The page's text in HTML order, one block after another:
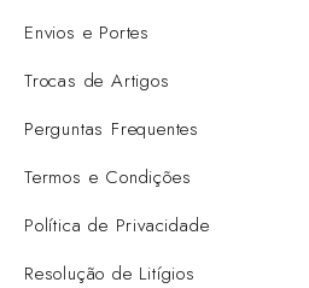
Envios e Portes
Trocas de Artigos
Perguntas Frequentes
Termos e Condições
Política de Privacidade
Resolução de Litígios